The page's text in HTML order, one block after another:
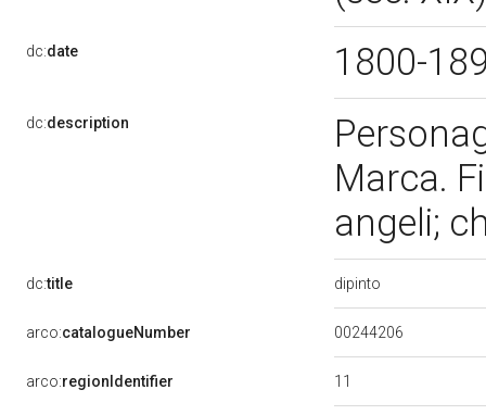
dc:date 1800-
dc:description
Marca.
angeli;
dc:title dipinto
arco:catalogueNumber 00244206
arco:regionIdentifier 11